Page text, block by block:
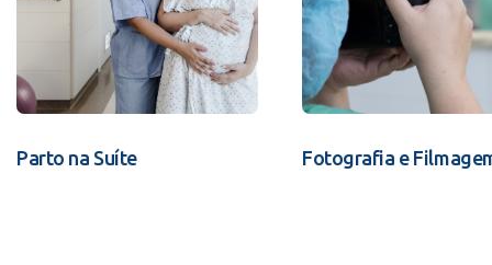
Parto na Suíte Fotografia e